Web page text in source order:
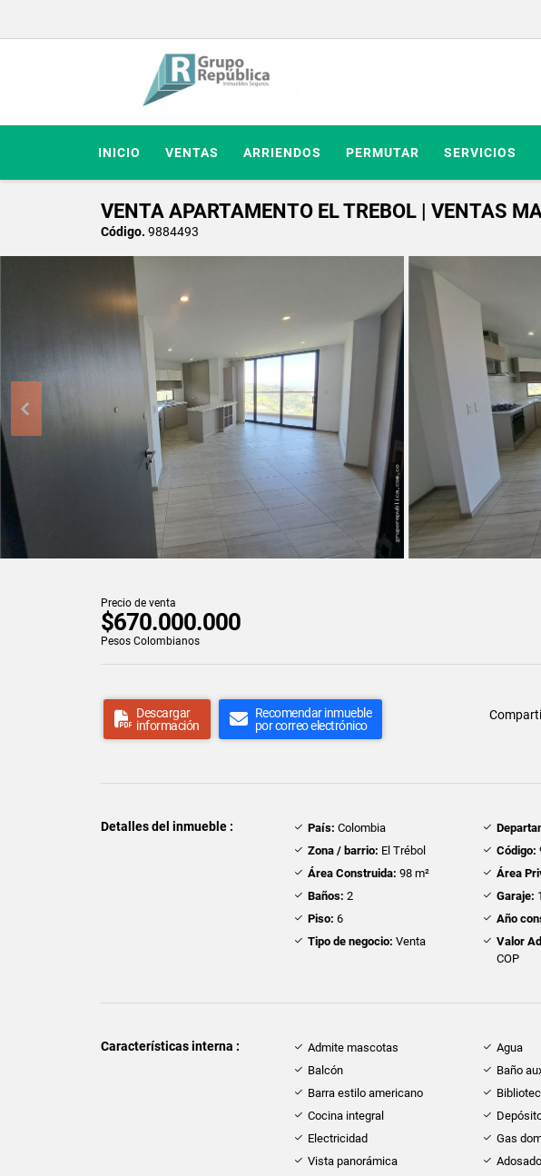
INICIO VENTAS ARRIENDOS PERMUTAR SERVICIOS
VENTA APARTAMENTO EL TREBOL | VENTAS
Código. 9884493
Precio de venta
$670.000.000
Pesos Colombianos
Descargar
información
Recomendar inmueble
por correo electrónico
Detalles del inmueble : País: Colombia
Zona / barrio: El Trébol Código:
Área Construida: 98 m² Área
Baños: 2 Garaje: 1
Piso: 6 Año
Tipo de negocio: Venta Valor
COP
Características interna : Admite mascotas Agua
Balcón
Baño
Barra estilo americano
Cocina integral
Electricidad
Gas
Vista panorámica
Adosado